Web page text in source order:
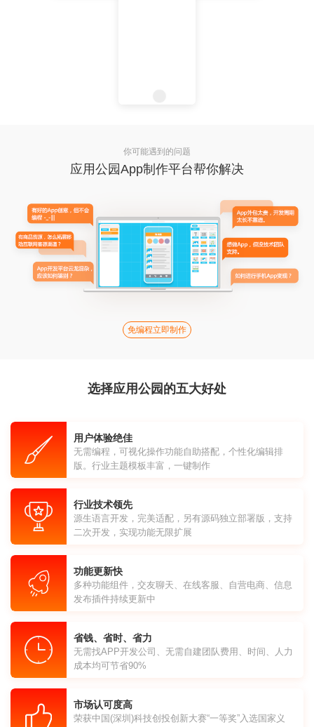
你可能遇到的问题
应用公园App制作平台帮你解决
免编程立即制作
选择应用公园的五大好处
用户体验绝佳
无需编程，可视化操作功能自助搭配，个性化编辑排
版。行业主题模板丰富，一键制作
行业技术领先
源生语言开发，完美适配，另有源码独立部署版，支持
二次开发，实现功能无限扩展
功能更新快
多种功能组件，交友聊天、在线客服、自营电商、信息
发布插件持续更新中
省钱、省时、省力
无需找APP开发公司、无需自建团队费用、时间、人力
成本均可节省90%
市场认可度高
荣获中国(深圳)科技创投创新大赛“一等奖”入选国家义